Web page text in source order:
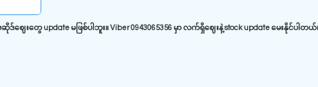
ေ update မဖြစ်ပါဘူး။ Viber 0943065356 မှာ လက်ရှိဈေးနဲ့ stock update မေးနိုင်ပါတယ်